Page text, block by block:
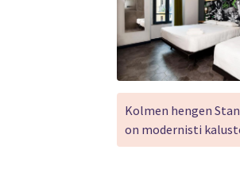
Kolmen hengen
on modernisti